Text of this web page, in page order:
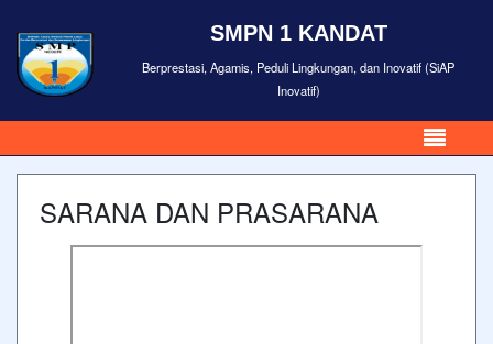
SMPN 1 KANDAT
Berprestasi, Agamis, Peduli Lingkungan, dan Inovatif (SiAP
Inovatif)
SARANA DAN PRASARANA